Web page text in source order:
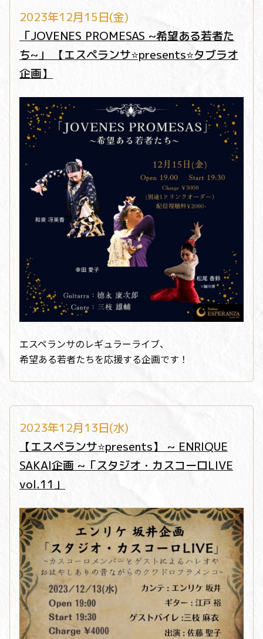
2023年12月15日(金)
「JOVENES PROMESAS ~希望ある若者た
ち~」 【エスペランサ⭐️presents⭐️タブラオ
企画】
エスペランサのレギュラーライブ、
希望ある若者たちを応援する企画です！
2023年12月13日(水)
【エスペランサ⭐️presents】 ~ ENRIQUE
SAKAI企画 ~「スタジオ・カスコーロLIVE
vol.11」